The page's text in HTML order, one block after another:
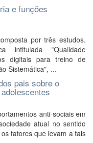
e funções
por três estudos.
intitulada "Qualidade
digitais para treino de
Sistemática", ...
pais sobre o
anti-sociais em
atual no sentido
fatores que levam a tais